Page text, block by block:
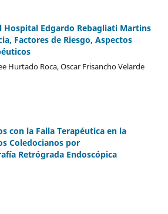
Hospital Edgardo Rebagliati Martins
Factores de Riesgo, Aspectos
Hurtado Roca, Oscar Frisancho Velarde
con la Falla Terapéutica en la
Coledocianos por
Retrógrada Endoscópica